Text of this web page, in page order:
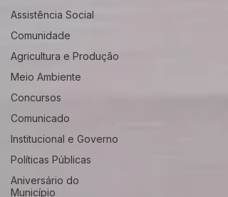
Assistência Social
Comunidade
Agricultura e Produção
Meio Ambiente
Concursos
Comunicado
Institucional e Governo
Políticas Públicas
Aniversário do
Município